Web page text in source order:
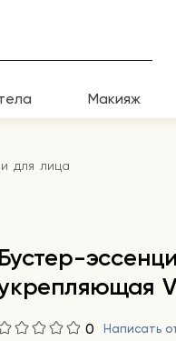
Макияж
для лица
Бустер-
0 Написать